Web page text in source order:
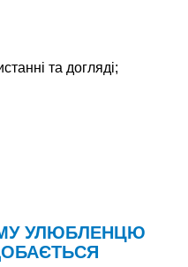
та догляді;
УЛЮБЛЕНЦЮ